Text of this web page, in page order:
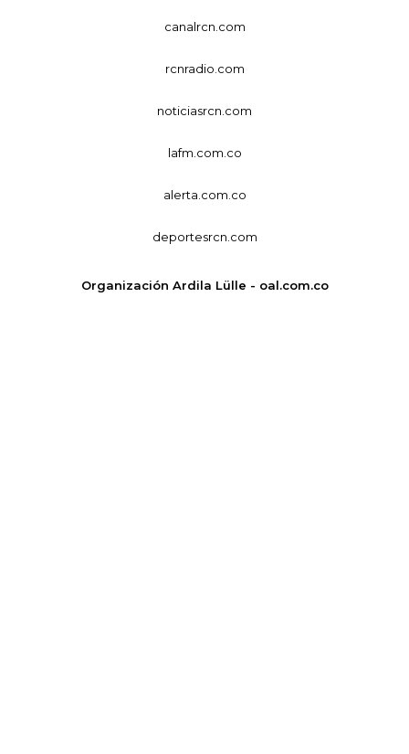
canalrcn.com
rcnradio.com
noticiasrcn.com
lafm.com.co
alerta.com.co
deportesrcn.com
Organización Ardila Lülle - oal.com.co